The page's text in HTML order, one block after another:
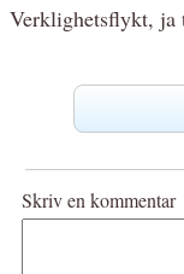
Verklighetsflykt, ja
Skriv en kommentar